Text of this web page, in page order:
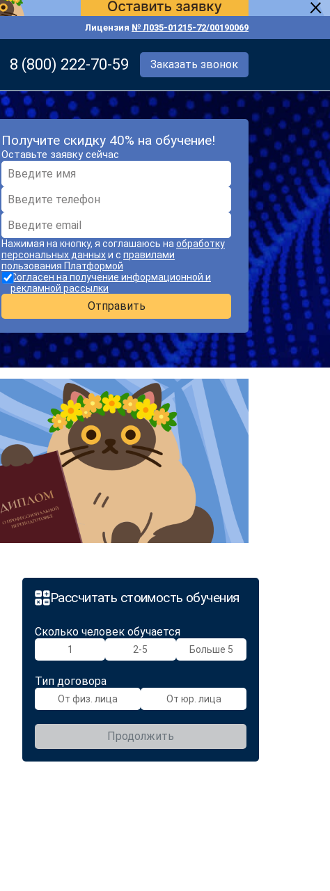
Лицензия № Л035-01215-72/00190069
8 (800) 222-70-59 Заказать звонок
Получите скидку 40% на обучение!
Оставьте заявку сейчас
Нажимая на кнопку, я соглашаюсь на обработку
персональных данныхи с правилами
пользования Платформой
Согласен на получение информационной и
рекламной рассылки
Отправить
Рассчитать стоимость обучения
Сколько человек обучается
1 2-5 Больше 5
Тип договора
От физ. лица От юр. лица
Продолжить